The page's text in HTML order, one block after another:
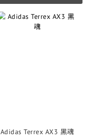
Adidas Terrex AX3 黑魂